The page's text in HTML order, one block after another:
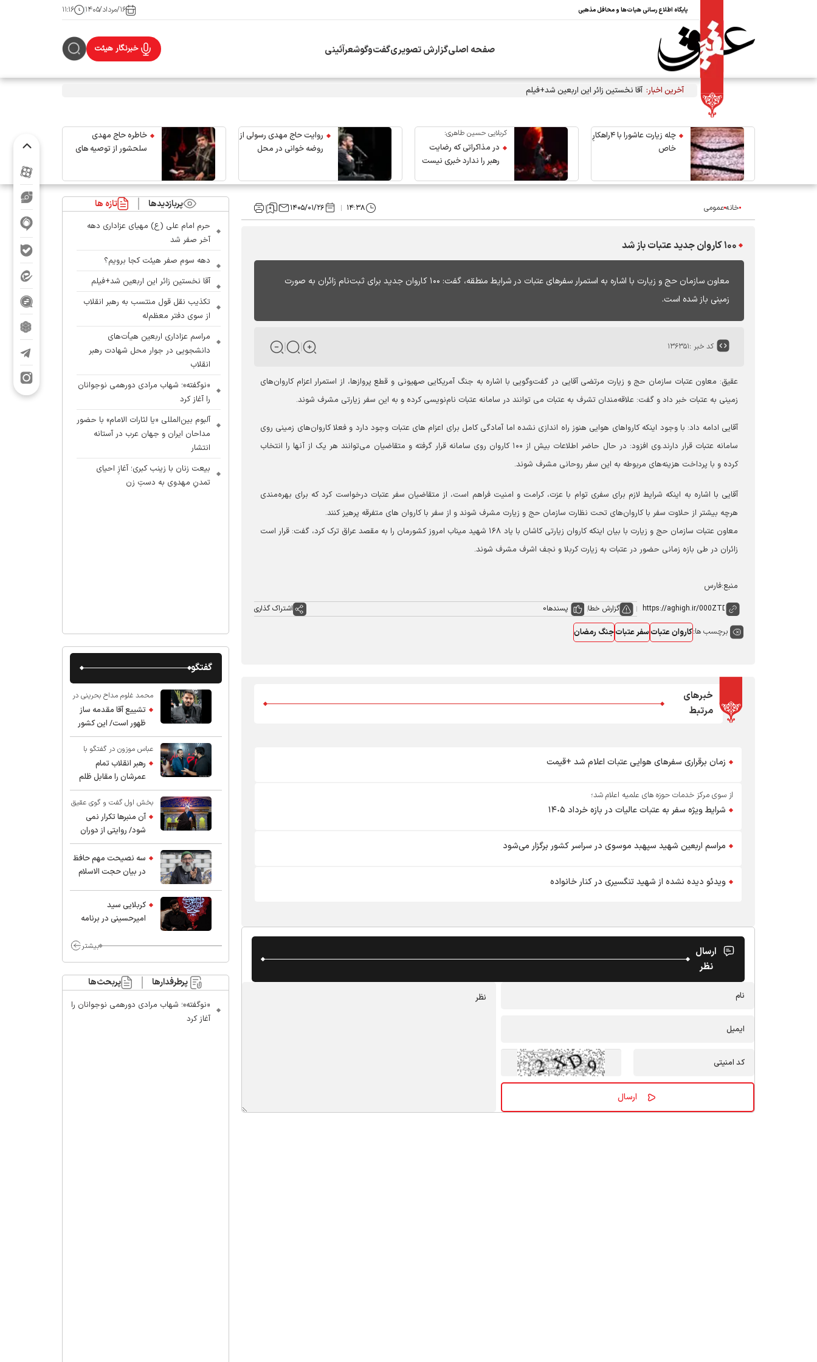
پایگاه اطلاع رسانی هیات‌ها و محافل مذهبی ۱۶/مرداد/۱۴۰۵ ۱۱:۱۶
صفحه اصلیگزارش تصویریگفت‌وگوشعرآئینی خبرنگار هیئت
آخرین اخبار: آقا نخستین زائر این اربعین شد+فیلم
چله زیارت عاشورا با ۴راهکارِ
خاص
کربلایی حسین طاهری:
در مذاکراتی که رضایت
رهبر را ندارد خبری نیست
روایت حاج مهدی رسولی از
روضه خوانی در محل
خاطره حاج مهدی
سلحشور از توصیه های
خانهعمومی ۱۴:۳۸ ۱۴۰۵/۰۱/۲۶
۱۰۰ کاروان جدید عتبات باز شد
معاون سازمان حج و زیارت با اشاره به استمرار سفرهای عتبات در شرایط منطقه، گفت: ۱۰۰ کاروان جدید برای ثبت‌نام زائران به صورت
زمینی باز شده است.
کد خبر :۱۳۶۳۵۱
عقیق: معاون عتبات سازمان حج و زیارت مرتضی آقایی در گفت‌وگویی با اشاره‌ به جنگ آمریکایی صهیونی و قطع پروازها، از استمرار اعزام کاروان‌های
زمینی به عتبات خبر داد و گفت: علاقه‌مندان تشرف به عتبات می توانند در سامانه عتبات نام‌نویسی کرده و به این سفر زیارتی مشرف شوند.
آقایی ادامه داد: با وجود اینکه کارواهای هوایی هنوز راه اندازی نشده اما آمادگی کامل برای اعزام های عتبات وجود دارد و فعلا کاروان‌های زمینی روی
سامانه عتبات قرار دارند.
وی افزود: در حال حاضر اطلاعات بیش از ۱۰۰ کاروان روی سامانه قرار گرفته و متقاضیان می‌توانند هر یک از آنها را انتخاب
کرده و با پرداخت هزینه‌های مربوطه به این سفر روحانی مشرف شوند.
آقایی با اشاره به اینکه شرایط لازم برای سفری توام با عزت، کرامت و امنیت فراهم است، از متقاضیان سفر عتبات درخواست کرد که برای بهره‌مندی
هرچه بیشتر از حلاوت سفر با کاروان‌های تحت نظارت سازمان حج و زیارت مشرف شوند و از سفر با کاروان های متفرقه پرهیز کنند.
معاون عتبات سازمان حج و زیارت با بیان اینکه کاروان زیارتی کاشان با یاد ۱۶۸ شهید میناب امروز کشورمان را به مقصد عراق ترک کرد، گفت: قرار است
زائران در طی بازه زمانی حضور در عتبات به زیارت کربلا و‌ نجف اشرف مشرف شوند.
منبع:فارس
گزارش خطا پسندها0 اشتراک گذاری
برچسب ها:کاروان عتبات سفر عتباتجنگ رمضان
خبرهای
مرتبط
زمان برقراری سفرهای هوایی عتبات اعلام شد +قیمت
از سوی مرکز خدمات حوزه های علمیه اعلام شد؛
شرایط ویژه سفر به عتبات عالیات در بازه خرداد ۱۴٠۵
مراسم اربعین شهید سپهبد موسوی در سراسر کشور برگزار می‌شود
ویدئو دیده نشده از شهید تنگسیری در کنار خانواده
ارسال
نظر
پربازدیدها تازه ها
حرم امام علی (ع) مهیای عزاداری دهه
آخر صفر شد
دهه سوم صفر هیئت کجا برویم؟
آقا نخستین زائر این اربعین شد+فیلم
تکذیب نقل قول منتسب به رهبر انقلاب
از سوی دفتر معظم‌له
مراسم عزاداری اربعین هیأت‌های
دانشجویی در جوار محل شهادت رهبر
انقلاب
«نوگفته»؛ شهاب مرادی دورهمی نوجوانان
را آغاز کرد
آلبوم بین‌المللی «یا لثارات الامام» با حضور
مداحان ایران و جهان عرب در آستانه
انتشار
بیعت زنان با زینب کبری؛ آغازِ احیای
تمدنِ مهدوی به دستِ زن
گفتگو
محمد غلوم مداح بحرینی در
گفت و گو با عقیق:
تشییع آقا مقدمه ساز
ظهور است/ این کشور
صاحب دارد
عباس موزون در گفتگو با
عقیق:رهبر انقلاب تمام
عمرشان را مقابل ظلم
ایستادند پس نباید از
شهادت ایشان شگفت
زده شد
بخش اول گفت و گوی عقیق
با استاد حسین انصاریان:
آن منبرها تکرار نمی
شود/ روایتی از دوران
کودکی و نوجوانی این
واعظ بزرگ و نویسنده و
پژوهشگر جهان اسلام
سه نصیحت مهم حافظ
در بیان حجت الاسلام
کربلایی سید
امیر‌حسینی در برنامه
محسن چاوشی چه
مراقب ماست/ مردم
دهن تفرقه افکنان بزنند
بیشتر
پرطرفدارها پربحث‌ها
«نوگفته»؛ شهاب مرادی دورهمی نوجوانان را
آغاز کرد